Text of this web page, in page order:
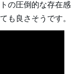
の圧倒的な存在感
も良さそうです。